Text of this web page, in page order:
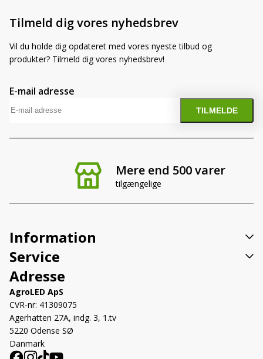
Mere end 500 varer
tilgængelige
Tilmeld dig vores nyhedsbrev
Vil du holde dig opdateret med vores nyeste tilbud og
produkter? Tilmeld dig vores nyhedsbrev!
E-mail adresse
Information
Service
Adresse
AgroLED ApS
CVR-nr: 41309075
Agerhatten 27A, indg. 3, 1.tv
5220 Odense SØ
Danmark